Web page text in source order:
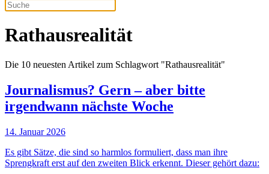
Rathausrealität
Die 10 neuesten Artikel zum Schlagwort "Rathausrealität"
Journalismus? Gern – aber bitte
irgendwann nächste Woche
14. Januar 2026
Es gibt Sätze, die sind so harmlos formuliert, dass man ihre
Sprengkraft erst auf den zweiten Blick erkennt. Dieser gehört dazu: